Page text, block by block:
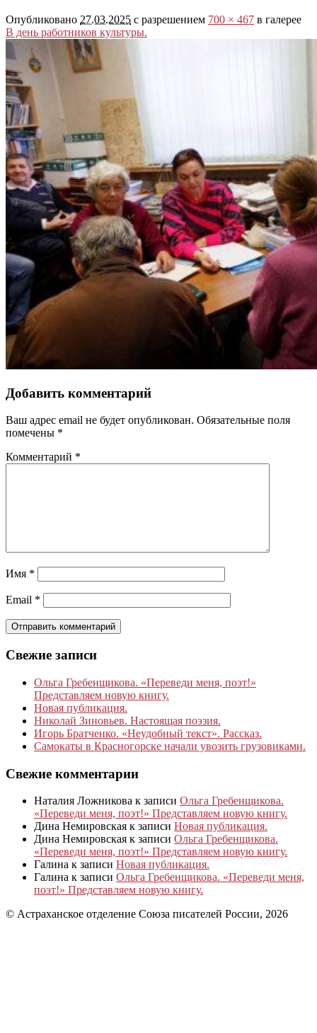
Опубликовано 27.03.2025 с разрешением 700 × 467 в галерее
В день работников культуры.
Добавить комментарий
Ваш адрес email не будет опубликован. Обязательные поля
помечены *
Комментарий *
Имя *
Email *
Свежие записи
Ольга Гребенщикова. «Переведи меня, поэт!»
Представляем новую книгу.
Новая публикация.
Николай Зиновьев. Настоящая поэзия.
Игорь Братченко. «Неудобный текст». Рассказ.
Самокаты в Красногорске начали увозить грузовиками.
Свежие комментарии
Наталия Ложникова к записи Ольга Гребенщикова.
«Переведи меня, поэт!» Представляем новую книгу.
Дина Немировская к записи Новая публикация.
Дина Немировская к записи Ольга Гребенщикова.
«Переведи меня, поэт!» Представляем новую книгу.
Галина к записи Новая публикация.
Галина к записи Ольга Гребенщикова. «Переведи меня,
поэт!» Представляем новую книгу.
© Астраханское отделение Союза писателей России, 2026